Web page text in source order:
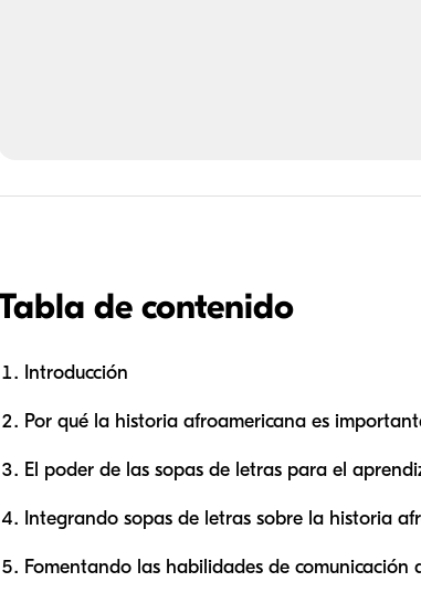
de contenido
Introducción
Por qué la historia afroamericana es
El poder de las sopas de letras para el
Integrando sopas de letras sobre la historia
Fomentando las habilidades de